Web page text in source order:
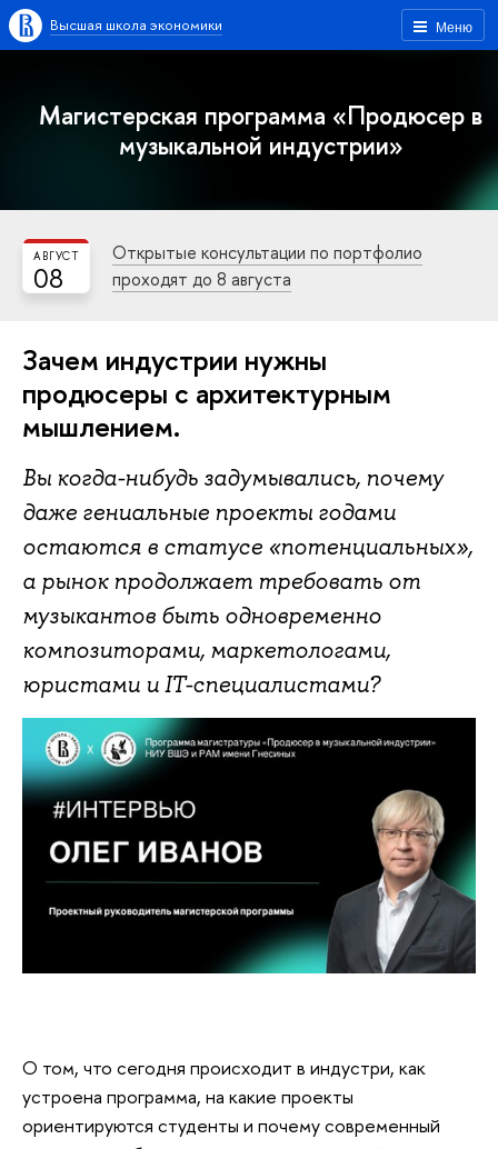
Меню
Высшая школа экономики
Магистерская программа «Продюсер в
музыкальной индустрии»
08
АВГУСТ
Открытые консультации по портфолио
проходят до 8 августа
Зачем индустрии нужны
продюсеры с архитектурным
мышлением.
Вы когда-нибудь задумывались, почему
даже гениальные проекты годами
остаются в статусе «потенциальных»,
а рынок продолжает требовать от
музыкантов быть одновременно
композиторами, маркетологами,
юристами и IT-специалистами?
О том, что сегодня происходит в индустри, как
устроена программа, на какие проекты
ориентируются студенты и почему современный